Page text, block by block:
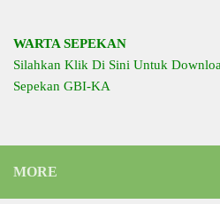
WARTA SEPEKAN
Silahkan Klik Di Sini Untuk
Sepekan GBI-KA
MORE